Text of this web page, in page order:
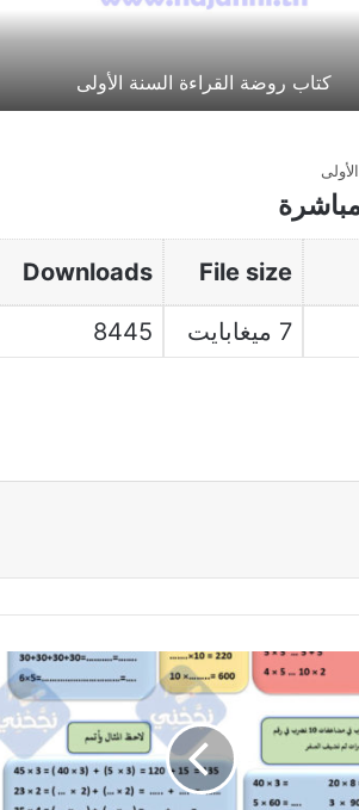
كتاب روضة القراءة السنة الأولى
File size
Downloads
7 ميغابايت 8445